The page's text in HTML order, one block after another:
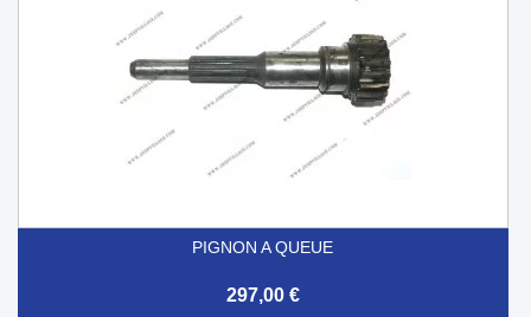
PIGNON A QUEUE
297,00 €